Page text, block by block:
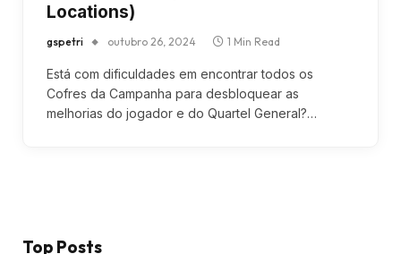
Locations)
gspetri outubro 26, 2024 1 Min Read
Está com dificuldades em encontrar todos os
Cofres da Campanha para desbloquear as
melhorias do jogador e do Quartel General?…
Top Posts